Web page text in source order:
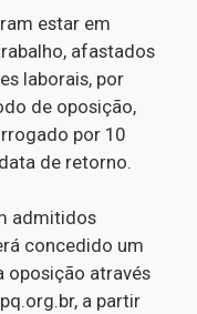
estar em
afastados
laborais, por
de oposição,
por 10
de retorno.
admitidos
concedido um
oposição através
a partir